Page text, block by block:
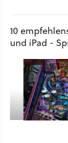
10
und iPad -